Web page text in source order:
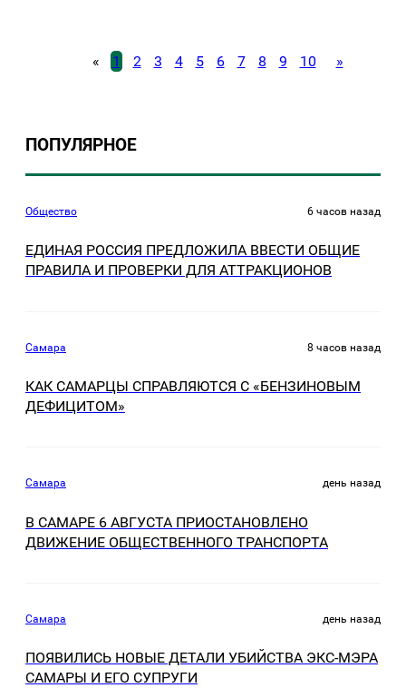
« 1 2 3 4 5 6 7 8 9 10 »
ПОПУЛЯРНОЕ
Общество 6 часов назад
ЕДИНАЯ РОССИЯ ПРЕДЛОЖИЛА ВВЕСТИ ОБЩИЕ
ПРАВИЛА И ПРОВЕРКИ ДЛЯ АТТРАКЦИОНОВ
Самара 8 часов назад
КАК САМАРЦЫ СПРАВЛЯЮТСЯ С «БЕНЗИНОВЫМ
ДЕФИЦИТОМ»
Самара день назад
В САМАРЕ 6 АВГУСТА ПРИОСТАНОВЛЕНО
ДВИЖЕНИЕ ОБЩЕСТВЕННОГО ТРАНСПОРТА
Самара день назад
ПОЯВИЛИСЬ НОВЫЕ ДЕТАЛИ УБИЙСТВА ЭКС-МЭРА
САМАРЫ И ЕГО СУПРУГИ